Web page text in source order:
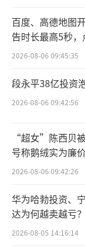
汉服背后的
经过成百上
“要到曹
服、新中式
产生了向往
所需的全产
要的，曹县都
正如罗
间突然暴富。
在这过
百度、高德地图
告时长最高5秒
2026-08-06 09:45:35
段永平38亿投资
2026-08-06 09:42:56
“超女”陈西贝
号称鹅绒实为廉
百万元
2026-08-06 09:42:26
华为哈勃投资、
达为何越卖越亏？
2026-08-05 14:16:14